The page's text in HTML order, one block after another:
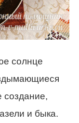
солнце
создание,
и быка.